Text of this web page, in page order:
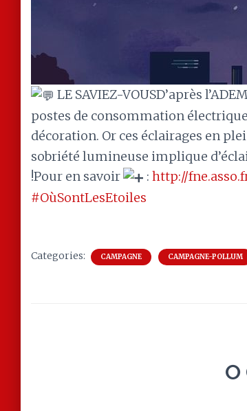
LE SAVIEZ-VOUSD’après
postes de consommation
décoration. Or ces éclairages en
sobriété lumineuse implique
!Pour en savoir
: http://
#OùSontLesEtoiles
Categories: CAMPAGNE CAMPAGNE-POLLUM
0